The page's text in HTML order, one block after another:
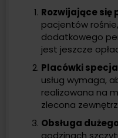
Rozwijające się
pacjentów
dodatkowego
jest jeszcze
Placówki
usług wymaga,
realizowana na
zlecona
Obsługa
godzinach